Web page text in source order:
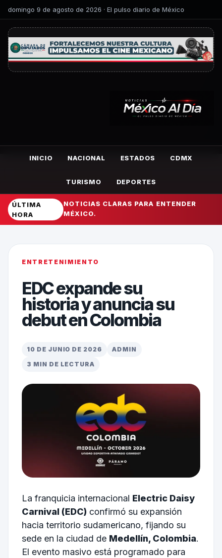
domingo 9 de agosto de 2026 · El pulso diario de México
INICIO NACIONAL ESTADOS CDMX
TURISMO DEPORTES
ÚLTIMA
HORA
NOTICIAS CLARAS PARA ENTENDER
MÉXICO.
ENTRETENIMIENTO
EDC expande su
historia y anuncia su
debut en Colombia
10 DE JUNIO DE 2026
ADMIN
3 MIN DE LECTURA
La franquicia internacional Electric Daisy
Carnival (EDC)confirmó su expansión
hacia territorio sudamericano, fijando su
sede en la ciudad de Medellín, Colombia.
El evento masivo está programado para